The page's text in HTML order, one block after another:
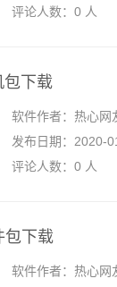
评论人数：0 人
包下载
软件作者：热心网
发布日期：2020-
评论人数：0 人
包下载
软件作者：热心网